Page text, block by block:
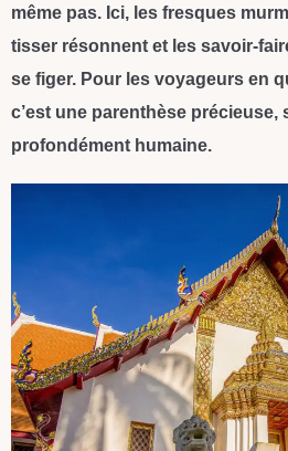
même pas. Ici, les fresques
tisser résonnent et les savoir-
se figer. Pour les voyageurs en
c’est une parenthèse précieuse,
profondément humaine.